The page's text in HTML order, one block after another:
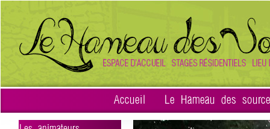
Accueil Le Hameau des